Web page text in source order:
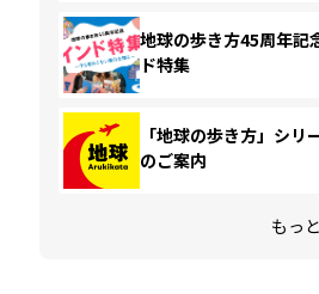
地球の歩き方45周年記
ド特集
「地球の歩き方」シリ
のご案内
もっ